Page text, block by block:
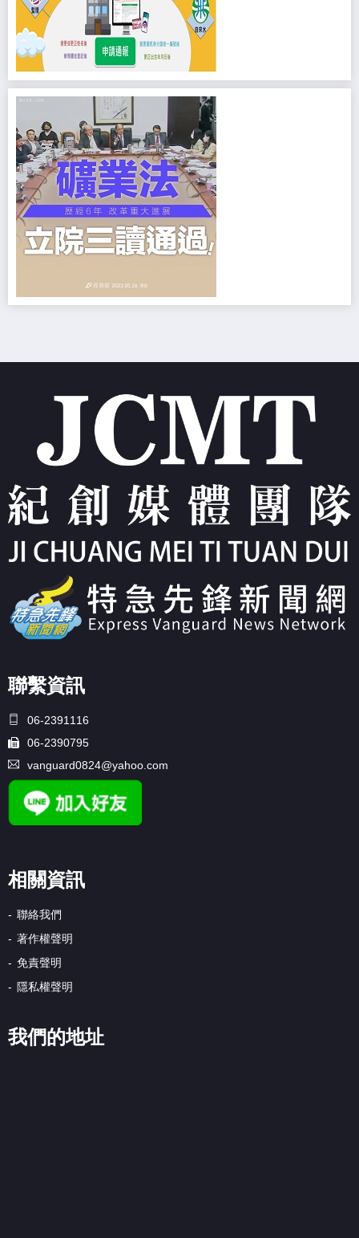
聯繫資訊
06-2391116
06-2390795
vanguard0824@yahoo.com
相關資訊
聯絡我們
著作權聲明
免責聲明
隱私權聲明
我們的地址